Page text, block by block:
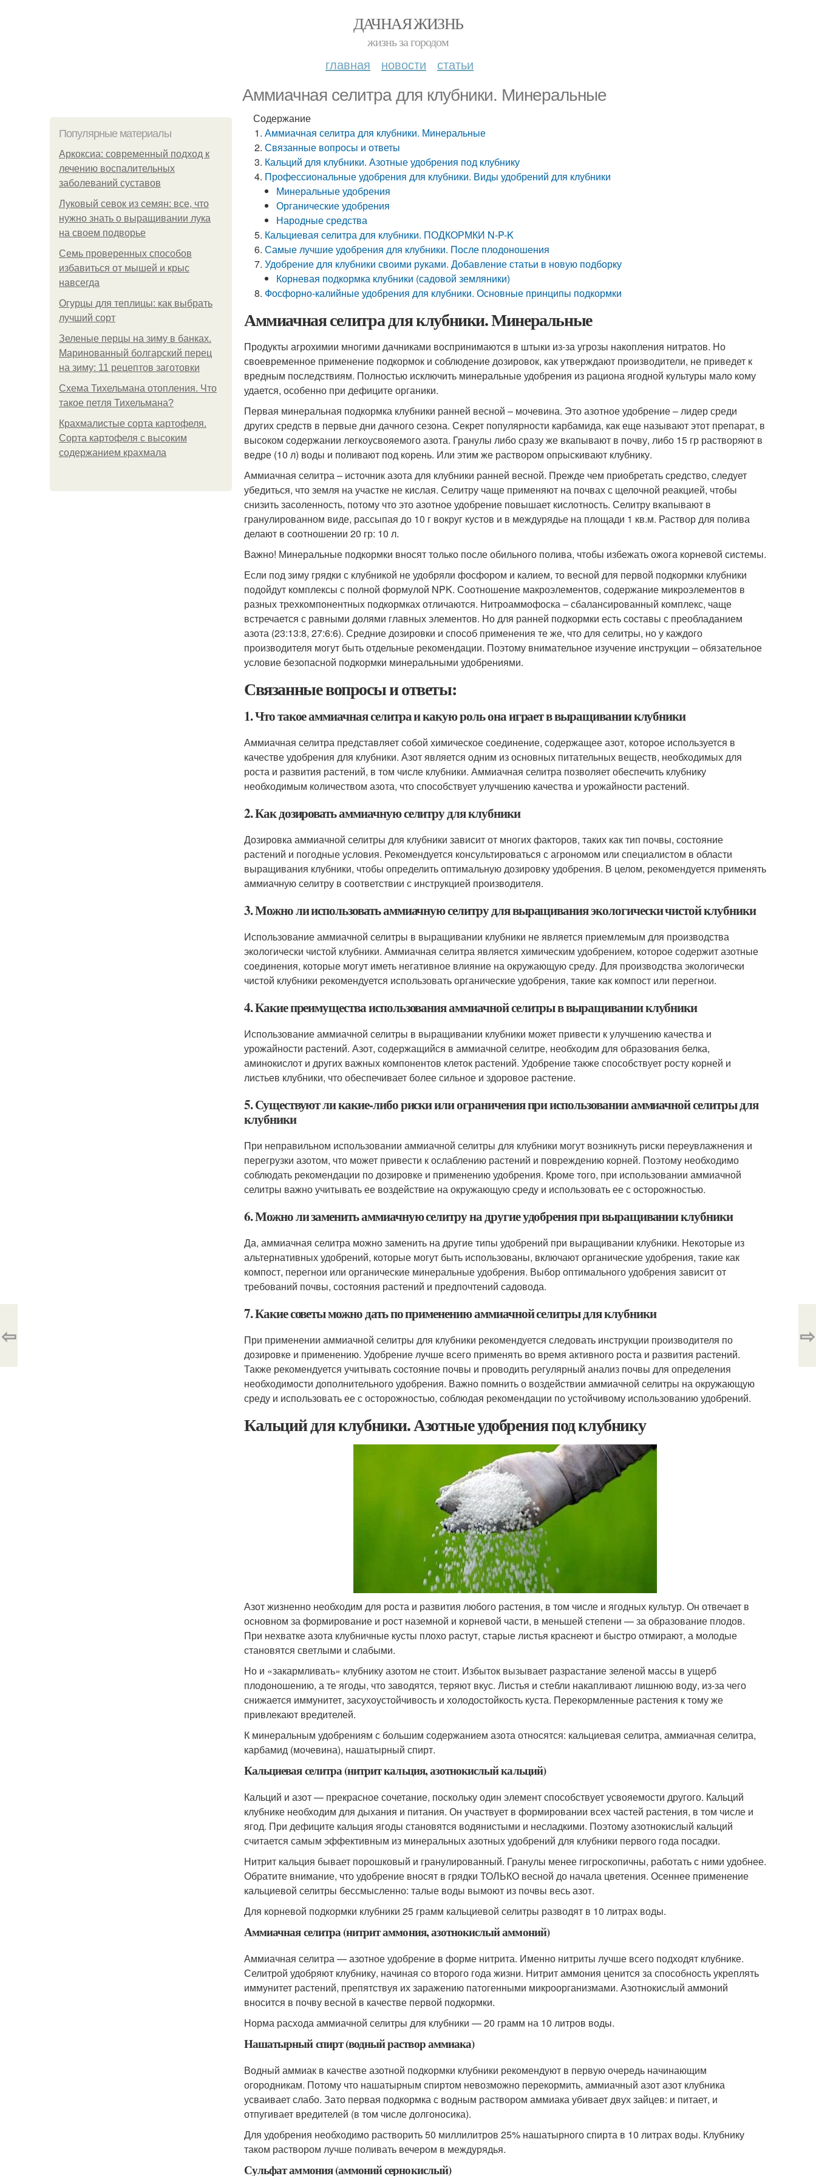
ДАЧНАЯ ЖИЗНЬ
жизнь за городом
главная новости статьи
Аммиачная селитра для клубники. Минеральные
Популярные материалы
Аркоксиа: современный подход к
лечению воспалительных
заболеваний суставов
Луковый севок из семян: все, что
нужно знать о выращивании лука
на своем подворье
Семь проверенных способов
избавиться от мышей и крыс
навсегда
Огурцы для теплицы: как выбрать
лучший сорт
Зеленые перцы на зиму в банках.
Маринованный болгарский перец
на зиму: 11 рецептов заготовки
Схема Тихельмана отопления. Что
такое петля Тихельмана?
Крахмалистые сорта картофеля.
Сорта картофеля с высоким
содержанием крахмала
Содержание
Аммиачная селитра для клубники. Минеральные
Связанные вопросы и ответы
Кальций для клубники. Азотные удобрения под клубнику
Профессиональные удобрения для клубники. Виды удобрений для клубники
Минеральные удобрения
Органические удобрения
Народные средства
Кальциевая селитра для клубники. ПОДКОРМКИ N-P-K
Самые лучшие удобрения для клубники. После плодоношения
Удобрение для клубники своими руками. Добавление статьи в новую подборку
Корневая подкормка клубники (садовой земляники)
Фосфорно-калийные удобрения для клубники. Основные принципы подкормки
Аммиачная селитра для клубники. Минеральные
Продукты агрохимии многими дачниками воспринимаются в штыки из-за угрозы накопления нитратов. Но
своевременное применение подкормок и соблюдение дозировок, как утверждают производители, не приведет к
вредным последствиям. Полностью исключить минеральные удобрения из рациона ягодной культуры мало кому
удается, особенно при дефиците органики.
Первая минеральная подкормка клубники ранней весной – мочевина. Это азотное удобрение – лидер среди
других средств в первые дни дачного сезона. Секрет популярности карбамида, как еще называют этот препарат, в
высоком содержании легкоусвояемого азота. Гранулы либо сразу же вкапывают в почву, либо 15 гр растворяют в
ведре (10 л) воды и поливают под корень. Или этим же раствором опрыскивают клубнику.
Аммиачная селитра – источник азота для клубники ранней весной. Прежде чем приобретать средство, следует
убедиться, что земля на участке не кислая. Селитру чаще применяют на почвах с щелочной реакцией, чтобы
снизить засоленность, потому что это азотное удобрение повышает кислотность. Селитру вкапывают в
гранулированном виде, рассыпая до 10 г вокруг кустов и в междурядье на площади 1 кв.м. Раствор для полива
делают в соотношении 20 гр: 10 л.
Важно! Минеральные подкормки вносят только после обильного полива, чтобы избежать ожога корневой системы.
Если под зиму грядки с клубникой не удобряли фосфором и калием, то весной для первой подкормки клубники
подойдут комплексы с полной формулой NPK. Соотношение макроэлементов, содержание микроэлементов в
разных трехкомпонентных подкормках отличаются. Нитроаммофоска – сбалансированный комплекс, чаще
встречается с равными долями главных элементов. Но для ранней подкормки есть составы с преобладанием
азота (23:13:8, 27:6:6). Средние дозировки и способ применения те же, что для селитры, но у каждого
производителя могут быть отдельные рекомендации. Поэтому внимательное изучение инструкции – обязательное
условие безопасной подкормки минеральными удобрениями.
Связанные вопросы и ответы:
1. Что такое аммиачная селитра и какую роль она играет в выращивании клубники
Аммиачная селитра представляет собой химическое соединение, содержащее азот, которое используется в
качестве удобрения для клубники. Азот является одним из основных питательных веществ, необходимых для
роста и развития растений, в том числе клубники. Аммиачная селитра позволяет обеспечить клубнику
необходимым количеством азота, что способствует улучшению качества и урожайности растений.
2. Как дозировать аммиачную селитру для клубники
Дозировка аммиачной селитры для клубники зависит от многих факторов, таких как тип почвы, состояние
растений и погодные условия. Рекомендуется консультироваться с агрономом или специалистом в области
выращивания клубники, чтобы определить оптимальную дозировку удобрения. В целом, рекомендуется применять
аммиачную селитру в соответствии с инструкцией производителя.
3. Можно ли использовать аммиачную селитру для выращивания экологически чистой клубники
Использование аммиачной селитры в выращивании клубники не является приемлемым для производства
экологически чистой клубники. Аммиачная селитра является химическим удобрением, которое содержит азотные
соединения, которые могут иметь негативное влияние на окружающую среду. Для производства экологически
чистой клубники рекомендуется использовать органические удобрения, такие как компост или перегнои.
4. Какие преимущества использования аммиачной селитры в выращивании клубники
Использование аммиачной селитры в выращивании клубники может привести к улучшению качества и
урожайности растений. Азот, содержащийся в аммиачной селитре, необходим для образования белка,
аминокислот и других важных компонентов клеток растений. Удобрение также способствует росту корней и
листьев клубники, что обеспечивает более сильное и здоровое растение.
5. Существуют ли какие-либо риски или ограничения при использовании аммиачной селитры для
клубники
При неправильном использовании аммиачной селитры для клубники могут возникнуть риски переувлажнения и
перегрузки азотом, что может привести к ослаблению растений и повреждению корней. Поэтому необходимо
соблюдать рекомендации по дозировке и применению удобрения. Кроме того, при использовании аммиачной
селитры важно учитывать ее воздействие на окружающую среду и использовать ее с осторожностью.
6. Можно ли заменить аммиачную селитру на другие удобрения при выращивании клубники
Да, аммиачная селитра можно заменить на другие типы удобрений при выращивании клубники. Некоторые из
альтернативных удобрений, которые могут быть использованы, включают органические удобрения, такие как
компост, перегнои или органические минеральные удобрения. Выбор оптимального удобрения зависит от
требований почвы, состояния растений и предпочтений садовода.
7. Какие советы можно дать по применению аммиачной селитры для клубники
При применении аммиачной селитры для клубники рекомендуется следовать инструкции производителя по
дозировке и применению. Удобрение лучше всего применять во время активного роста и развития растений.
Также рекомендуется учитывать состояние почвы и проводить регулярный анализ почвы для определения
необходимости дополнительного удобрения. Важно помнить о воздействии аммиачной селитры на окружающую
среду и использовать ее с осторожностью, соблюдая рекомендации по устойчивому использованию удобрений.
Кальций для клубники. Азотные удобрения под клубнику
Азот жизненно необходим для роста и развития любого растения, в том числе и ягодных культур. Он отвечает в
основном за формирование и рост наземной и корневой части, в меньшей степени — за образование плодов.
При нехватке азота клубничные кусты плохо растут, старые листья краснеют и быстро отмирают, а молодые
становятся светлыми и слабыми.
Но и «закармливать» клубнику азотом не стоит. Избыток вызывает разрастание зеленой массы в ущерб
плодоношению, а те ягоды, что заводятся, теряют вкус. Листья и стебли накапливают лишнюю воду, из-за чего
снижается иммунитет, засухоустойчивость и холодостойкость куста. Перекормленные растения к тому же
привлекают вредителей.
К минеральным удобрениям с большим содержанием азота относятся: кальциевая селитра, аммиачная селитра,
карбамид (мочевина), нашатырный спирт.
Кальциевая селитра (нитрит кальция, азотнокислый кальций)
Кальций и азот — прекрасное сочетание, поскольку один элемент способствует усвояемости другого. Кальций
клубнике необходим для дыхания и питания. Он участвует в формировании всех частей растения, в том числе и
ягод. При дефиците кальция ягоды становятся водянистыми и несладкими. Поэтому азотнокислый кальций
считается самым эффективным из минеральных азотных удобрений для клубники первого года посадки.
Нитрит кальция бывает порошковый и гранулированный. Гранулы менее гигроскопичны, работать с ними удобнее.
Обратите внимание, что удобрение вносят в грядки ТОЛЬКО весной до начала цветения. Осеннее применение
кальциевой селитры бессмысленно: талые воды вымоют из почвы весь азот.
Для корневой подкормки клубники 25 грамм кальциевой селитры разводят в 10 литрах воды.
Аммиачная селитра (нитрит аммония, азотнокислый аммоний)
Аммиачная селитра — азотное удобрение в форме нитрита. Именно нитриты лучше всего подходят клубнике.
Селитрой удобряют клубнику, начиная со второго года жизни. Нитрит аммония ценится за способность укреплять
иммунитет растений, препятствуя их заражению патогенными микроорганизмами. Азотнокислый аммоний
вносится в почву весной в качестве первой подкормки.
Норма расхода аммиачной селитры для клубники — 20 грамм на 10 литров воды.
Нашатырный спирт (водный раствор аммиака)
Водный аммиак в качестве азотной подкормки клубники рекомендуют в первую очередь начинающим
огородникам. Потому что нашатырным спиртом невозможно перекормить, аммиачный азот азот клубника
усваивает слабо. Зато первая подкормка с водным раствором аммиака убивает двух зайцев: и питает, и
отпугивает вредителей (в том числе долгоносика).
Для удобрения необходимо растворить 50 миллилитров 25% нашатырного спирта в 10 литрах воды. Клубнику
таком раствором лучше поливать вечером в междурядья.
Сульфат аммония (аммоний сернокислый)
⇦ ⇨